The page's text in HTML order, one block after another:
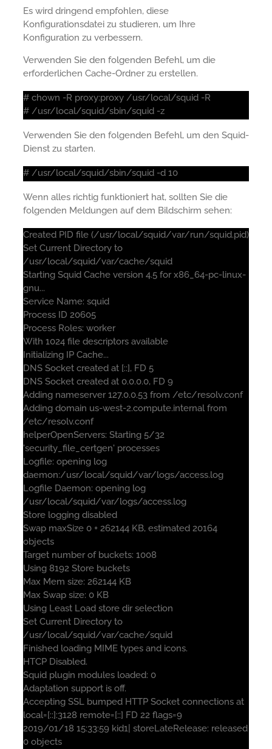
Es wird dringend empfohlen, diese
Konfigurationsdatei zu studieren, um Ihre
Konfiguration zu verbessern.
Verwenden Sie den folgenden Befehl, um die
erforderlichen Cache-Ordner zu erstellen.
# chown -R proxy:proxy /usr/local/squid -R
# /usr/local/squid/sbin/squid -z
Verwenden Sie den folgenden Befehl, um den Squid-
Dienst zu starten.
# /usr/local/squid/sbin/squid -d 10
Wenn alles richtig funktioniert hat, sollten Sie die
folgenden Meldungen auf dem Bildschirm sehen:
Created PID file (/usr/local/squid/var/run/squid.pid)
Set Current Directory to
/usr/local/squid/var/cache/squid
Starting Squid Cache version 4.5 for x86_64-pc-linux-
gnu...
Service Name: squid
Process ID 20605
Process Roles: worker
With 1024 file descriptors available
Initializing IP Cache...
DNS Socket created at [::], FD 5
DNS Socket created at 0.0.0.0, FD 9
Adding nameserver 127.0.0.53 from /etc/resolv.conf
Adding domain us-west-2.compute.internal from
/etc/resolv.conf
helperOpenServers: Starting 5/32
'security_file_certgen' processes
Logfile: opening log
daemon:/usr/local/squid/var/logs/access.log
Logfile Daemon: opening log
/usr/local/squid/var/logs/access.log
Store logging disabled
Swap maxSize 0 + 262144 KB, estimated 20164
objects
Target number of buckets: 1008
Using 8192 Store buckets
Max Mem size: 262144 KB
Max Swap size: 0 KB
Using Least Load store dir selection
Set Current Directory to
/usr/local/squid/var/cache/squid
Finished loading MIME types and icons.
HTCP Disabled.
Squid plugin modules loaded: 0
Adaptation support is off.
Accepting SSL bumped HTTP Socket connections at
local=[::]:3128 remote=[::] FD 22 flags=9
2019/01/18 15:33:59 kid1| storeLateRelease: released
0 objects